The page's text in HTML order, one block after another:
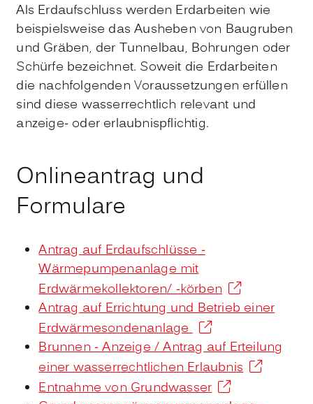
Als Erdaufschluss werden Erdarbeiten wie
beispielsweise das Ausheben von Baugruben
und Gräben, der Tunnelbau, Bohrungen oder
Schürfe bezeichnet. Soweit die Erdarbeiten
die nachfolgenden Voraussetzungen erfüllen
sind diese wasserrechtlich relevant und
anzeige- oder erlaubnispflichtig.
Onlineantrag und
Formulare
Antrag auf Erdaufschlüsse -
Wärmepumpenanlage mit
Erdwärmekollektoren/ -körben
Antrag auf Errichtung und Betrieb einer
Erdwärmesondenanlage
Brunnen - Anzeige / Antrag auf Erteilung
einer wasserrechtlichen Erlaubnis
Entnahme von Grundwasser